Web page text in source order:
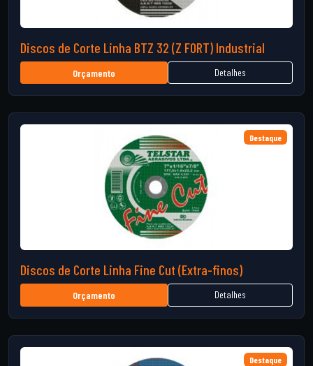
Discos de Corte Linha BTZ 32 (Z FORT) Industrial
Orçamento Detalhes
Destaque
Discos de Corte Linha Fine Cut (Extra-finos)
Orçamento Detalhes
Destaque